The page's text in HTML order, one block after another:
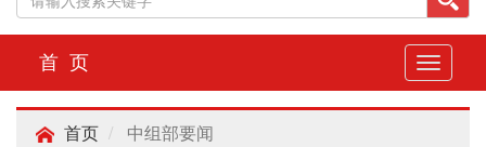
切
换
导
首 页
首页 中组部要闻